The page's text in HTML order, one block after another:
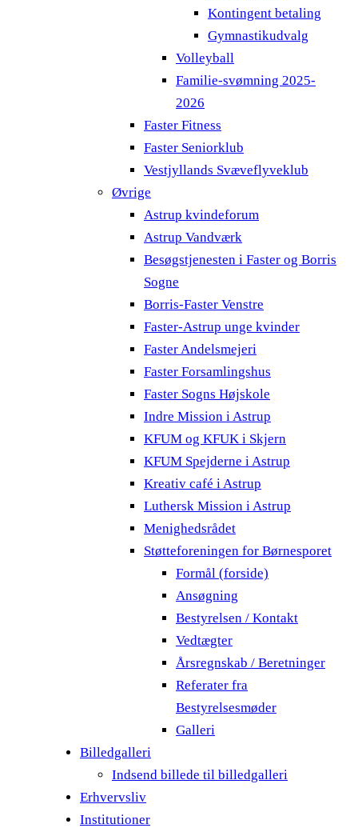
Kontingent betaling
Gymnastikudvalg
Volleyball
Familie-svømning 2025-
2026
Faster Fitness
Faster Seniorklub
Vestjyllands Svæveflyveklub
Øvrige
Astrup kvindeforum
Astrup Vandværk
Besøgstjenesten i Faster og Borris
Sogne
Borris-Faster Venstre
Faster-Astrup unge kvinder
Faster Andelsmejeri
Faster Forsamlingshus
Faster Sogns Højskole
Indre Mission i Astrup
KFUM og KFUK i Skjern
KFUM Spejderne i Astrup
Kreativ café i Astrup
Luthersk Mission i Astrup
Menighedsrådet
Støtteforeningen for Børnesporet
Formål (forside)
Ansøgning
Bestyrelsen / Kontakt
Vedtægter
Årsregnskab / Beretninger
Referater fra
Bestyrelsesmøder
Galleri
Billedgalleri
Indsend billede til billedgalleri
Erhvervsliv
Institutioner